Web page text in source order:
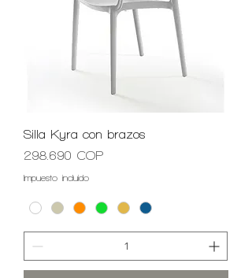
Silla Kyra con brazos
Precio
298.690 COP
Impuesto incluido